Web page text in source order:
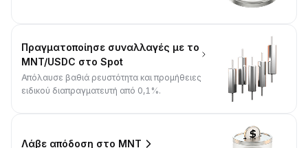
Πραγματοποίησε συναλλαγές με το
MNT/USDC στο Spot
Απόλαυσε βαθιά ρευστότητα και προμήθειες
ειδικού διαπραγματευτή από 0,1%.
Λάβε απόδοση στο MNT